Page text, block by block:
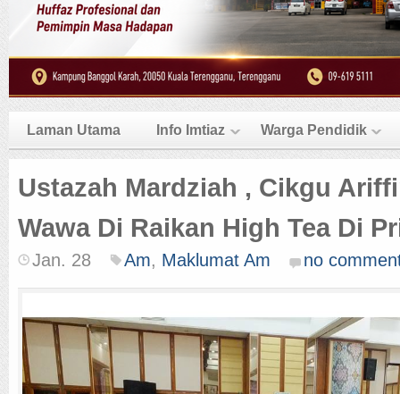
Laman Utama Info Imtiaz Warga Pendidik
Ustazah Mardziah , Cikgu
Wawa Di Raikan High Tea Di
Jan. 28 Am, Maklumat Am no